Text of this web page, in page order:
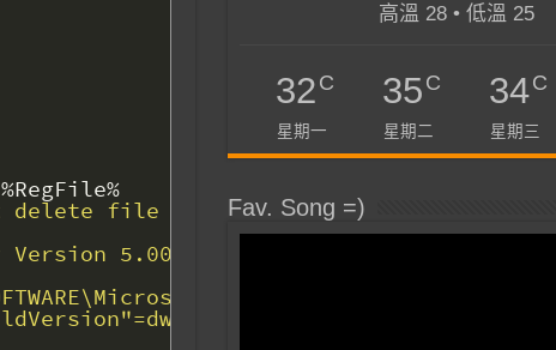
%RegFile%
file %RegFile% & Pause
Version 5.00
高溫 28 • 低溫 25
32C
星期一
35C
星期二
34C
星期三
Fav. Song =)